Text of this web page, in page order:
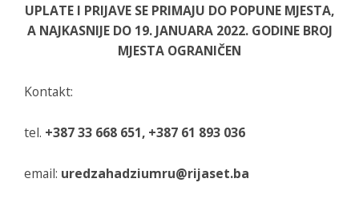
UPLATE I PRIJAVE SE PRIMAJU DO POPUNE MJESTA,
A NAJKASNIJE DO 19. JANUARA 2022. GODINE BROJ
MJESTA OGRANIČEN
Kontakt:
tel. +387 33 668 651, +387 61 893 036
email: uredzahadziumru@rijaset.ba